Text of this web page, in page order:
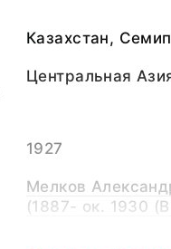
Казахстан,
Центральная
1927
Мелков
(1887- ок. 1930